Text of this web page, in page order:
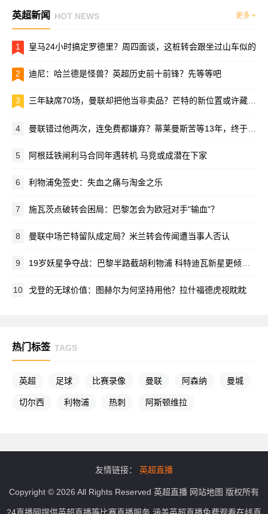
英超新闻 HOT NEWS 更多 +
1 皇马24小时搞定罗德里？周四面谈，这桩转会跟坐过山车似的
2 迪尼：哈兰德是怪兽？英超历史前十前锋？先等等吧
3 三年缺席70场，曼联却把他当非卖品？芒特的新位置或许藏在季前赛里
4 曼联错过他两次，连免费都嫌弃？蒂莱曼斯苦等13年，终于圆了红魔梦
5 阿根廷铁闸利马合同年遇转机 马竞或成潜在下家
6 利物浦免签史：失血之痛与淘金之乐
7 施瓦茨点破转会困局：巴黎怎会为欧冠对手"输血"？
8 曼联中场芒特留队成定局？米兰转会传闻遭当事人否认
9 19岁妖星争夺战：巴黎半路截胡利物浦 科特迪瓦新星更倾向法甲豪门
10 戈登的无球价值：图赫尔为何坚持用他？拉什福德虎视眈眈
热门标签 TAGS
英超 足球 比赛录像 曼联 阿森纳 曼城
切尔西 利物浦 热刺 阿斯顿维拉
友情链接： 英超直播
Copyright © 2026 All Rights Reserved 英超直播 网站地图 版权所有